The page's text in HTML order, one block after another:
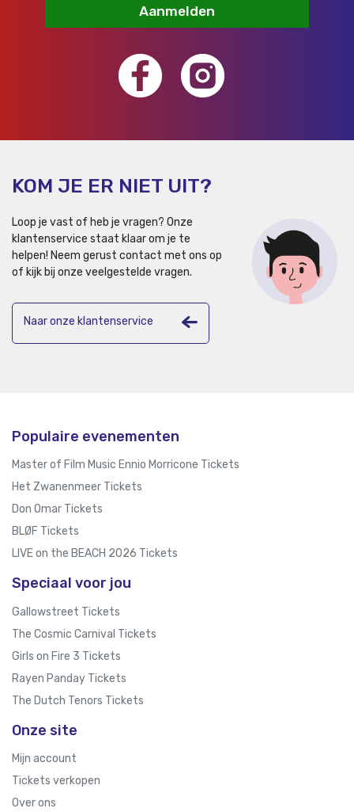
Aanmelden
KOM JE ER NIET UIT?
Loop je vast of heb je vragen? Onze
klantenservice staat klaar om je te
helpen! Neem gerust contact met ons op
of kijk bij onze veelgestelde vragen.
Naar onze klantenservice
Populaire evenementen
Master of Film Music Ennio Morricone Tickets
Het Zwanenmeer Tickets
Don Omar Tickets
BLØF Tickets
LIVE on the BEACH 2026 Tickets
Speciaal voor jou
Gallowstreet Tickets
The Cosmic Carnival Tickets
Girls on Fire 3 Tickets
Rayen Panday Tickets
The Dutch Tenors Tickets
Onze site
Mijn account
Tickets verkopen
Over ons